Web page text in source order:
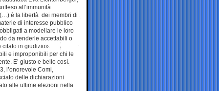
all’immunità
è la libertà dei membri di
di interesse pubblico
a modellare le loro
da renderle accettabili o
citato in giudizio».
e improponibili per chi le
E’ giusto e bello così.
l’onorevole Comi,
delle dichiarazioni
alle ultime elezioni nella